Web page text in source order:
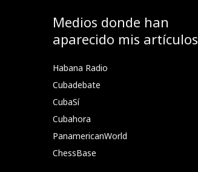
Medios donde han
aparecido mis artículos
Habana Radio
Cubadebate
CubaSí
Cubahora
PanamericanWorld
ChessBase